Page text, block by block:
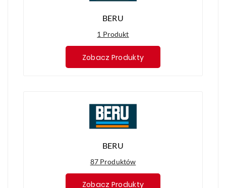
BERU
1 Produkt
Zobacz Produkty
BERU
87 Produktów
Zobacz Produkty